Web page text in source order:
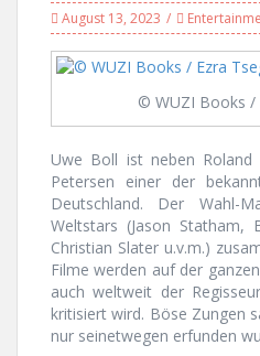
August 13, 2023
© WUZI Books /
Uwe Boll ist neben Roland
Petersen einer der
Deutschland. Der Wahl-
Weltstars (Jason Statham,
Christian Slater u.v.m.)
Filme werden auf der
auch weltweit der
kritisiert wird. Böse Zungen
nur seinetwegen erfunden